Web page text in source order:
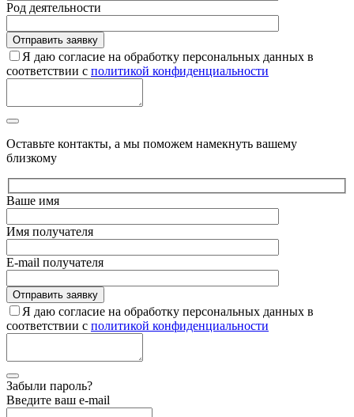
Род деятельности
Я даю согласие на обработку персональных данных в
соответствии с политикой конфиденциальности
Оставьте контакты, а мы поможем намекнуть вашему
близкому
Ваше имя
Имя получателя
E-mail получателя
Я даю согласие на обработку персональных данных в
соответствии с политикой конфиденциальности
Забыли пароль?
Введите ваш e-mail